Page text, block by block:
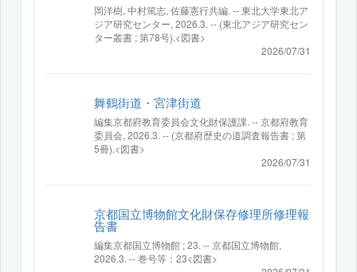
岡洋樹, 中村篤志, 佐藤憲行共編. -- 東北大学東北ア
ジア研究センター, 2026.3. -- (東北アジア研究セン
ター叢書 ; 第78号).<図書>
2026/07/31
舞鶴街道・宮津街道
編集京都府教育委員会文化財保護課. -- 京都府教育
委員会, 2026.3. -- (京都府歴史の道調査報告書 ; 第
5冊).<図書>
2026/07/31
京都国立博物館文化財保存修理所修理報
告書
編集京都国立博物館 ; 23. -- 京都国立博物館,
2026.3. -- 巻号等：23<図書>